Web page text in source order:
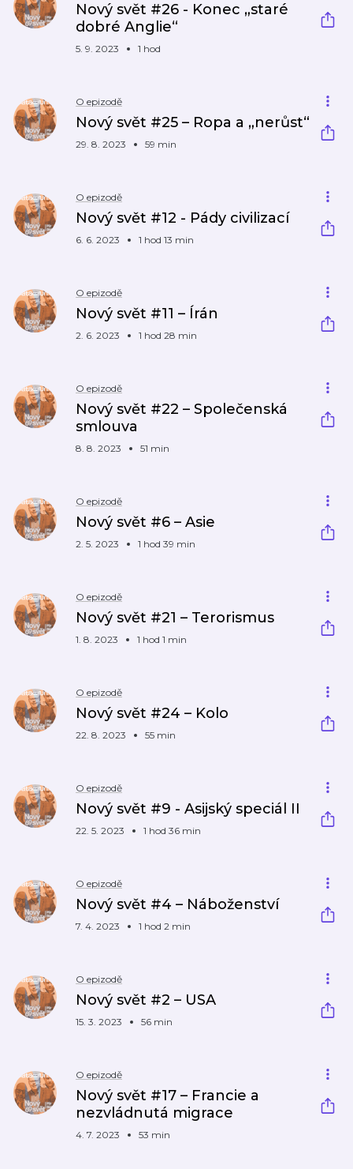
Nový svět #26 - Konec „staré
dobré Anglie“
5. 9. 2023 1 hod
O epizodě
Nový svět #25 – Ropa a „nerůst“
29. 8. 2023 59 min
O epizodě
Nový svět #12 - Pády civilizací
6. 6. 2023 1 hod 13 min
O epizodě
Nový svět #11 – Írán
2. 6. 2023 1 hod 28 min
O epizodě
Nový svět #22 – Společenská
smlouva
8. 8. 2023 51 min
O epizodě
Nový svět #6 – Asie
2. 5. 2023 1 hod 39 min
O epizodě
Nový svět #21 – Terorismus
1. 8. 2023 1 hod 1 min
O epizodě
Nový svět #24 – Kolo
22. 8. 2023 55 min
O epizodě
Nový svět #9 - Asijský speciál II
22. 5. 2023 1 hod 36 min
O epizodě
Nový svět #4 – Náboženství
7. 4. 2023 1 hod 2 min
O epizodě
Nový svět #2 – USA
15. 3. 2023 56 min
O epizodě
Nový svět #17 – Francie a
nezvládnutá migrace
4. 7. 2023 53 min